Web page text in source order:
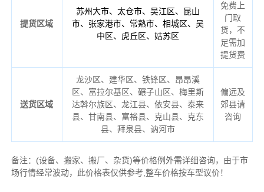
提货区域
苏州大市、太仓市、吴江区、昆山
市、张家港市、常熟市、相城区、吴
中区、虎丘区、姑苏区
免费上
门取
货，不
足需加
提货费
送货区域
龙沙区、建华区、铁锋区、昂昂溪
区、富拉尔基区、碾子山区、梅里斯
达斡尔族区、龙江县、依安县、泰来
县、甘南县、富裕县、克山县、克东
县、拜泉县、讷河市
偏远及
郊县请
咨询
备注： (设备、搬家、搬厂、杂货)等价格例外需详细咨询，由于市
场行情经常波动，此价格表仅供参考,整车价格按车型议价！